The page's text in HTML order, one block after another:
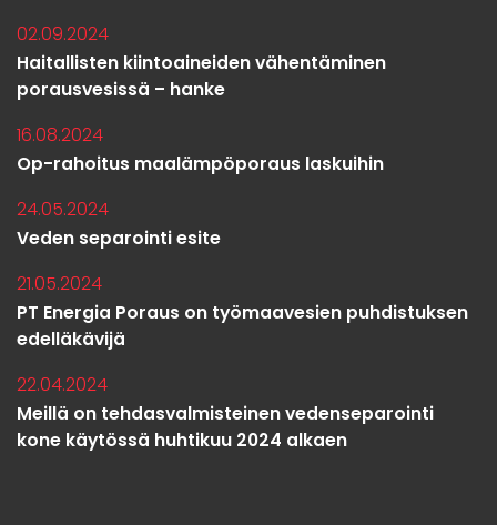
02.09.2024
Haitallisten kiintoaineiden vähentäminen
porausvesissä – hanke
16.08.2024
Op-rahoitus maalämpöporaus laskuihin
24.05.2024
Veden separointi esite
21.05.2024
PT Energia Poraus on työmaavesien puhdistuksen
edelläkävijä
22.04.2024
Meillä on tehdasvalmisteinen vedenseparointi
kone käytössä huhtikuu 2024 alkaen